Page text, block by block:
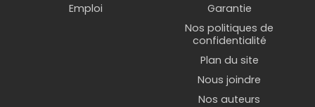
Emploi
Garantie
Nos politiques de
confidentialité
Plan du site
Nous joindre
Nos auteurs